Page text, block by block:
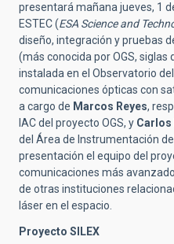
presentará mañana jueves, 1
ESTEC (ESA Science and
diseño, integración y pruebas
(más conocida por OGS, siglas
instalada en el Observatorio
comunicaciones ópticas con
a cargo de Marcos Reyes,
IAC del proyecto OGS, y Carlos
del Área de Instrumentación
presentación el equipo del
comunicaciones más
de otras instituciones
láser en el espacio.
Proyecto SILEX